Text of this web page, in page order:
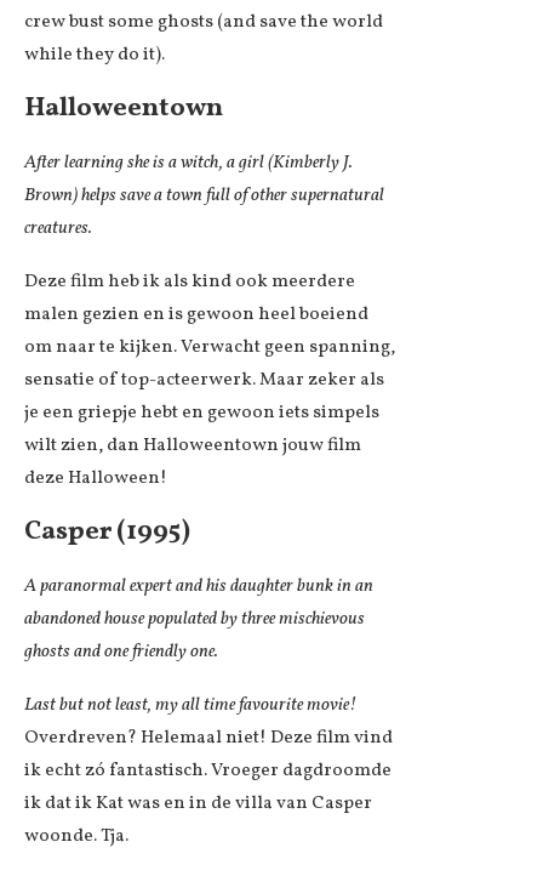
crew bust some ghosts (and save the world
while they do it).
Halloweentown
After learning she is a witch, a girl (Kimberly J.
Brown) helps save a town full of other supernatural
creatures.
Deze film heb ik als kind ook meerdere
malen gezien en is gewoon heel boeiend
om naar te kijken. Verwacht geen spanning,
sensatie of top-acteerwerk. Maar zeker als
je een griepje hebt en gewoon iets simpels
wilt zien, dan Halloweentown jouw film
deze Halloween!
Casper (1995)
A paranormal expert and his daughter bunk in an
abandoned house populated by three mischievous
ghosts and one friendly one.
Last but not least, my all time favourite movie!
Overdreven? Helemaal niet! Deze film vind
ik echt zó fantastisch. Vroeger dagdroomde
ik dat ik Kat was en in de villa van Casper
woonde. Tja.